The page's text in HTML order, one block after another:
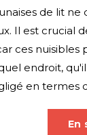
de lit ne
Il est crucial
ces nuisibles
endroit,
en termes
En